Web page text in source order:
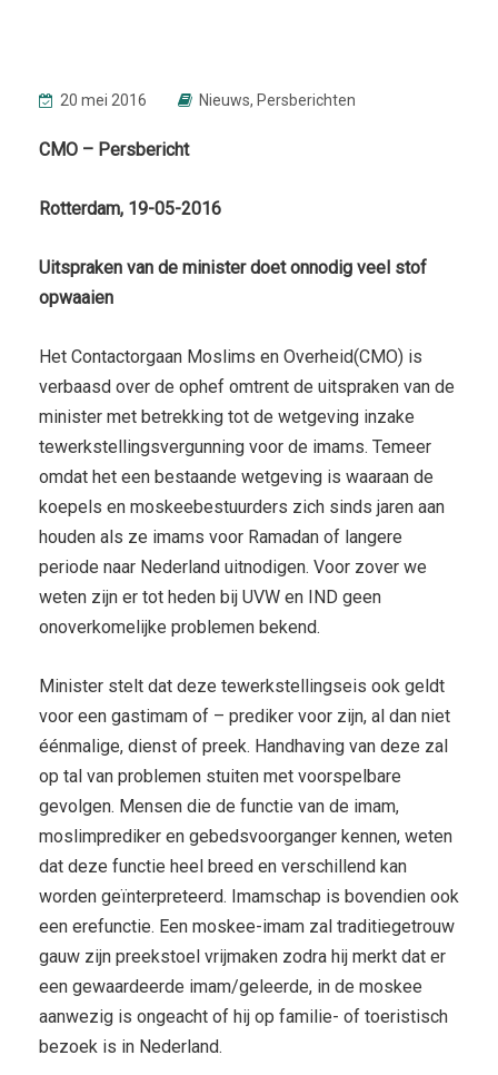
20 mei 2016 Nieuws, Persberichten
CMO – Persbericht
Rotterdam, 19-05-2016
Uitspraken van de minister doet onnodig veel stof
opwaaien
Het Contactorgaan Moslims en Overheid(CMO) is
verbaasd over de ophef omtrent de uitspraken van de
minister met betrekking tot de wetgeving inzake
tewerkstellingsvergunning voor de imams. Temeer
omdat het een bestaande wetgeving is waaraan de
koepels en moskeebestuurders zich sinds jaren aan
houden als ze imams voor Ramadan of langere
periode naar Nederland uitnodigen. Voor zover we
weten zijn er tot heden bij UVW en IND geen
onoverkomelijke problemen bekend.
Minister stelt dat deze tewerkstellingseis ook geldt
voor een gastimam of – prediker voor zijn, al dan niet
éénmalige, dienst of preek. Handhaving van deze zal
op tal van problemen stuiten met voorspelbare
gevolgen. Mensen die de functie van de imam,
moslimprediker en gebedsvoorganger kennen, weten
dat deze functie heel breed en verschillend kan
worden geïnterpreteerd. Imamschap is bovendien ook
een erefunctie. Een moskee-imam zal traditiegetrouw
gauw zijn preekstoel vrijmaken zodra hij merkt dat er
een gewaardeerde imam/geleerde, in de moskee
aanwezig is ongeacht of hij op familie- of toeristisch
bezoek is in Nederland.